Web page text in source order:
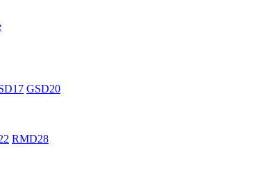
GSD20
RMD28